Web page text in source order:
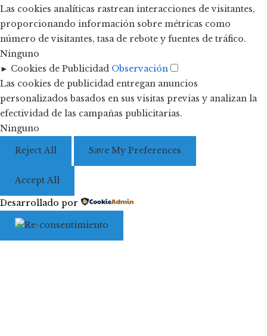
Las cookies analíticas rastrean interacciones de visitantes,
proporcionando información sobre métricas como
número de visitantes, tasa de rebote y fuentes de tráfico.
Ninguno
► Cookies de Publicidad Observación
Las cookies de publicidad entregan anuncios
personalizados basados en sus visitas previas y analizan la
efectividad de las campañas publicitarias.
Ninguno
Reject All Save My Preferences
Accept All
Desarrollado por